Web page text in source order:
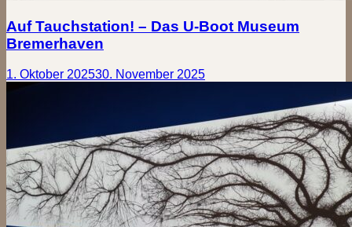
Auf Tauchstation! – Das U-Boot Museum
Bremerhaven
1. Oktober 202530. November 2025